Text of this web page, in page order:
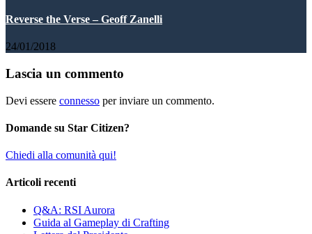
Reverse the Verse – Geoff Zanelli
24/01/2018
Lascia un commento
Devi essere connesso per inviare un commento.
Domande su Star Citizen?
Chiedi alla comunità qui!
Articoli recenti
Q&A: RSI Aurora
Guida al Gameplay di Crafting